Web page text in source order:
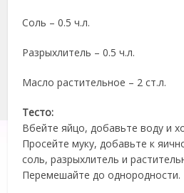
Соль – 0.5 ч.л.
Разрыхлитель – 0.5 ч.л.
Масло растительное – 2 ст.л.
Тесто:
Вбейте яйцо, добавьте воду и
Просейте муку, добавьте к
соль, разрыхлитель и
Перемешайте до однородности.